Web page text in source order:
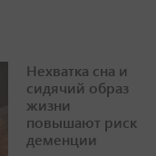
Нехватка сна и
сидячий образ
жизни
повышают риск
деменции